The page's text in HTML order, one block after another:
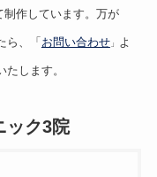
制作しています。万が
ら、「 お問い合わせ」 よ
します。
ック3院